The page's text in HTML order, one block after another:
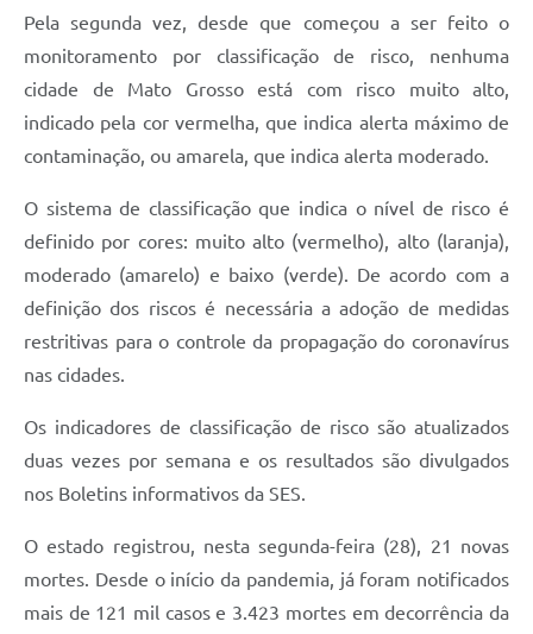
Pela segunda vez, desde que começou a ser feito o
monitoramento por classificação de risco, nenhuma
cidade de Mato Grosso está com risco muito alto,
indicado pela cor vermelha, que indica alerta máximo de
contaminação, ou amarela, que indica alerta moderado.
O sistema de classificação que indica o nível de risco é
definido por cores: muito alto (vermelho), alto (laranja),
moderado (amarelo) e baixo (verde). De acordo com a
definição dos riscos é necessária a adoção de medidas
restritivas para o controle da propagação do coronavírus
nas cidades.
Os indicadores de classificação de risco são atualizados
duas vezes por semana e os resultados são divulgados
nos Boletins informativos da SES.
O estado registrou, nesta segunda-feira (28), 21 novas
mortes. Desde o início da pandemia, já foram notificados
mais de 121 mil casos e 3.423 mortes em decorrência da